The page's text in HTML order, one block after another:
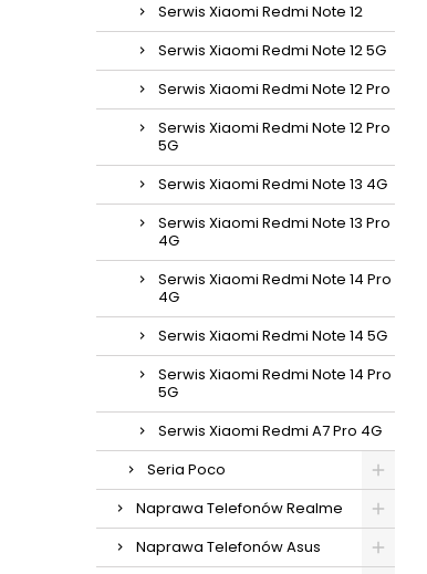
Serwis Xiaomi Redmi Note 12
Serwis Xiaomi Redmi Note 12 5G
Serwis Xiaomi Redmi Note 12 Pro
Serwis Xiaomi Redmi Note 12 Pro
5G
Serwis Xiaomi Redmi Note 13 4G
Serwis Xiaomi Redmi Note 13 Pro
4G
Serwis Xiaomi Redmi Note 14 Pro
4G
Serwis Xiaomi Redmi Note 14 5G
Serwis Xiaomi Redmi Note 14 Pro
5G
Serwis Xiaomi Redmi A7 Pro 4G
Seria Poco
Naprawa Telefonów Realme
Naprawa Telefonów Asus